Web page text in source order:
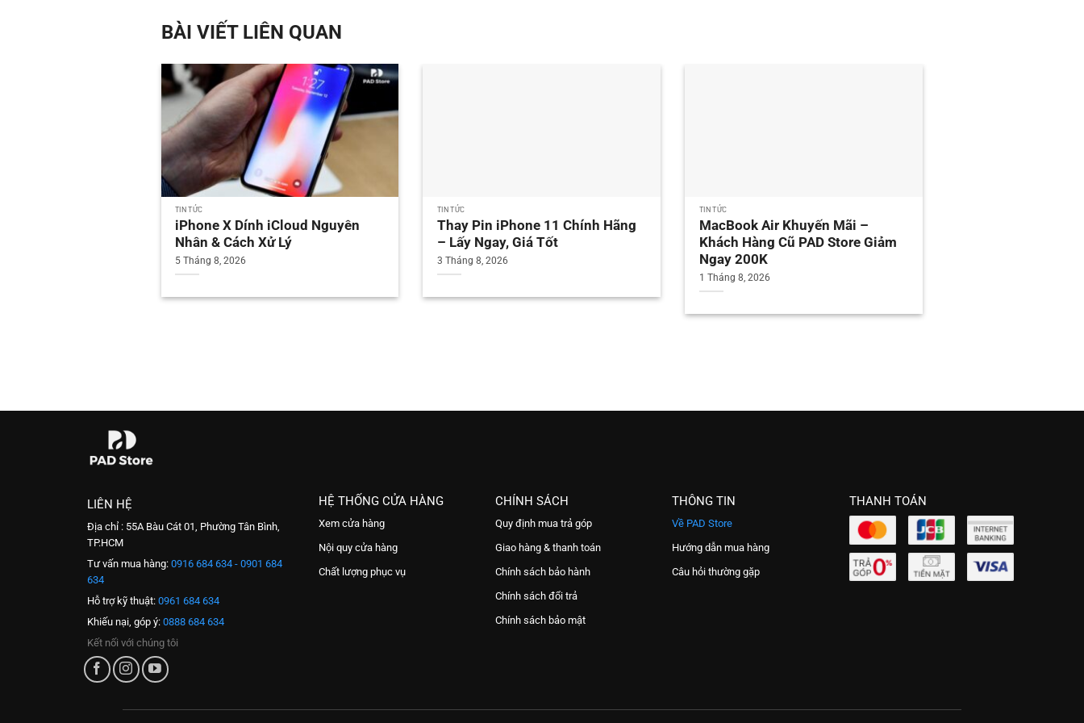
BÀI VIẾT LIÊN QUAN
TIN TỨC
iPhone X Dính iCloud Nguyên
Nhân & Cách Xử Lý
5 Tháng 8, 2026
TIN TỨC
Thay Pin iPhone 11 Chính Hãng
– Lấy Ngay, Giá Tốt
3 Tháng 8, 2026
TIN TỨC
MacBook Air Khuyến Mãi –
Khách Hàng Cũ PAD Store Giảm
Ngay 200K
1 Tháng 8, 2026
LIÊN HỆ
Địa chỉ : 55A Bàu Cát 01, Phường Tân Bình,
TP.HCM
Tư vấn mua hàng: 0916 684 634 - 0901 684
634
Hỗ trợ kỹ thuật: 0961 684 634
Khiếu nại, góp ý: 0888 684 634
Kết nối với chúng tôi
HỆ THỐNG CỬA HÀNG
Xem cửa hàng
Nội quy cửa hàng
Chất lượng phục vụ
CHÍNH SÁCH
Quy định mua trả góp
Giao hàng & thanh toán
Chính sách bảo hành
Chính sách đổi trả
Chính sách bảo mật
THÔNG TIN
Về PAD Store
Hướng dẫn mua hàng
Câu hỏi thường gặp
THANH TOÁN